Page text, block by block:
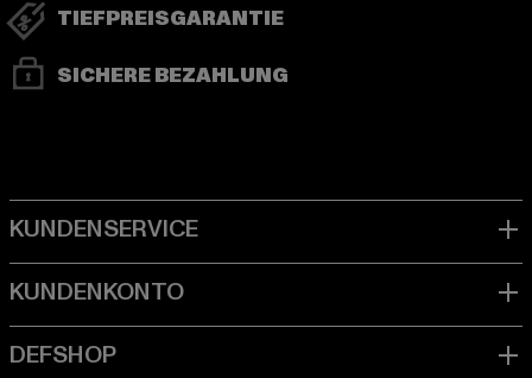
TIEFPREISGARANTIE
SICHERE BEZAHLUNG